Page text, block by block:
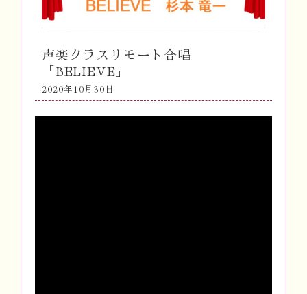
声楽クラスリモート合唱
「BELIEVE」
2020年10月30日